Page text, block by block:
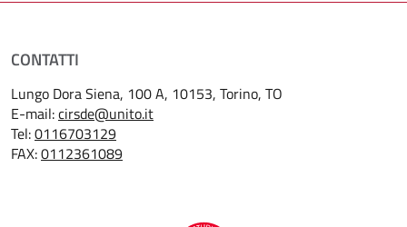
CONTATTI
Lungo Dora Siena, 100 A, 10153, Torino, TO
E-mail:cirsde@unito.it
Tel:0116703129
FAX:0112361089